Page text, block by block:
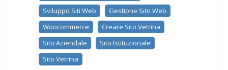
Sviluppo Siti Web
Gestione Sito Web
Woocommerce
Creare Sito Vetrina
Sito Aziendale
Sito Istituzionale
Sito Vetrina